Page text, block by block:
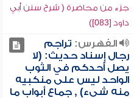
جزء من محاضرة ( شرح سنن أبي
داود [083])
الفهرس: تراجم
رجال إٍسناد حديث: (لا
يصل أحدكم في الثوب
الواحد ليس على منكبيه
منه شيء) , جماع أبواب ما